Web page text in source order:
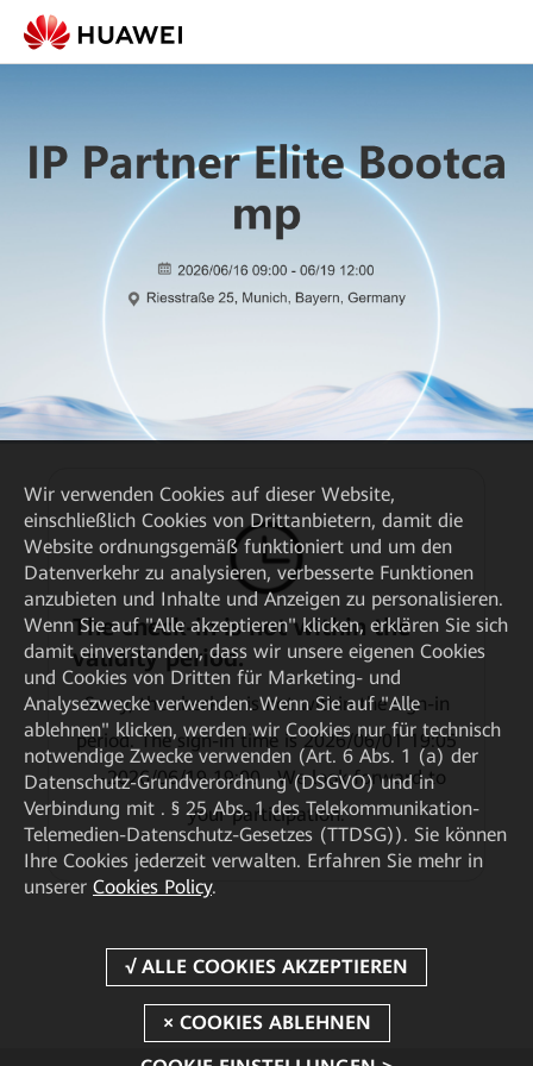
The check-in is not within the
validity period.
Sorry, the check-in is not within the sign-in
period. The sign-in time is 2026/06/01 19:05
—2026/06/19 19:00 . We look forward to
your participation.
Wir verwenden Cookies auf dieser Website,
einschließlich Cookies von Drittanbietern, damit die
Website ordnungsgemäß funktioniert und um den
Datenverkehr zu analysieren, verbesserte Funktionen
anzubieten und Inhalte und Anzeigen zu personalisieren.
Wenn Sie auf "Alle akzeptieren" klicken, erklären Sie sich
damit einverstanden, dass wir unsere eigenen Cookies
und Cookies von Dritten für Marketing- und
Analysezwecke verwenden. Wenn Sie auf "Alle
ablehnen" klicken, werden wir Cookies nur für technisch
notwendige Zwecke verwenden (Art. 6 Abs. 1 (a) der
Datenschutz-Grundverordnung (DSGVO) und in
Verbindung mit . § 25 Abs. 1 des Telekommunikation-
Telemedien-Datenschutz-Gesetzes (TTDSG)). Sie können
Ihre Cookies jederzeit verwalten. Erfahren Sie mehr in
unserer Cookies Policy.